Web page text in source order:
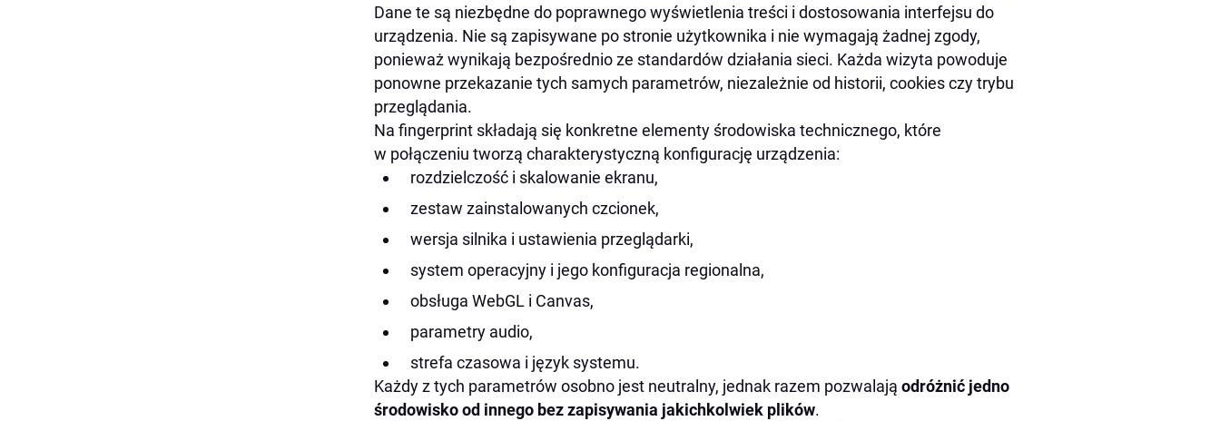
Dane te są niezbędne do poprawnego wyświetlenia treści i dostosowania interfejsu do
urządzenia. Nie są zapisywane po stronie użytkownika i nie wymagają żadnej zgody,
ponieważ wynikają bezpośrednio ze standardów działania sieci. Każda wizyta powoduje
ponowne przekazanie tych samych parametrów, niezależnie od historii, cookies czy trybu
przeglądania.
Na fingerprint składają się konkretne elementy środowiska technicznego, które
w połączeniu tworzą charakterystyczną konfigurację urządzenia:
rozdzielczość i skalowanie ekranu,
zestaw zainstalowanych czcionek,
wersja silnika i ustawienia przeglądarki,
system operacyjny i jego konfiguracja regionalna,
obsługa WebGL i Canvas,
parametry audio,
strefa czasowa i język systemu.
Każdy z tych parametrów osobno jest neutralny, jednak razem pozwalają odróżnić jedno
środowisko od innego bez zapisywania jakichkolwiek plików.